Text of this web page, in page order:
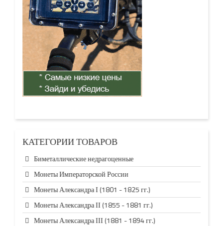
КАТЕГОРИИ ТОВАРОВ
Биметаллические недрагоценные
Монеты Императорской России
Монеты Александра І (1801 - 1825 гг.)
Монеты Александра ІІ (1855 - 1881 гг.)
Монеты Александра ІІІ (1881 - 1894 гг.)